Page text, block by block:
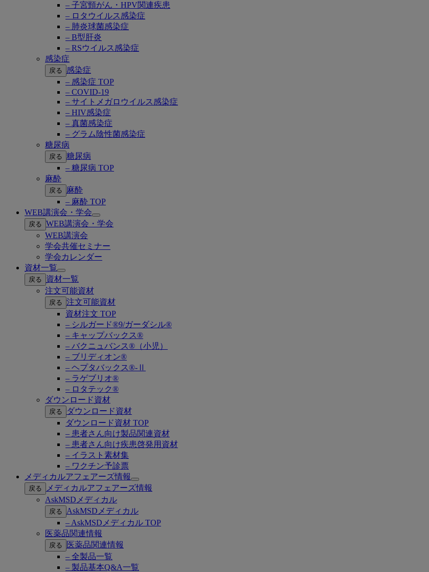
– 子宮頸がん・HPV関連疾患
– ロタウイルス感染症
– 肺炎球菌感染症
– B型肝炎
– RSウイルス感染症
感染症
戻る
感染症
– 感染症 TOP
– COVID-19
– サイトメガロウイルス感染症
– HIV感染症
– 真菌感染症
– グラム陰性菌感染症
糖尿病
戻る 糖尿病
– 糖尿病 TOP
麻酔
戻る
麻酔
– 麻酔 TOP
WEB講演会・学会
Open
submenu
戻る WEB講演会・学会
WEB講演会
学会共催セミナー
学会カレンダー
資材一覧
Open
submenu
戻る
資材一覧
注文可能資材
戻る 注文可能資材
資材注文 TOP
– シルガード®9/ガーダシル®
– キャップバックス®
– バクニュバンス®（小児）
– ブリディオン®
– ヘプタバックス®-Ⅱ
– ラゲブリオ®
– ロタテック®
ダウンロード資材
戻る
ダウンロード資材
ダウンロード資材 TOP
– 患者さん向け製品関連資材
– 患者さん向け疾患啓発用資材
– イラスト素材集
– ワクチン予診票
メディカルアフェアーズ情報
Open
submenu
戻る
メディカルアフェアーズ情報
AskMSDメディカル
戻る
AskMSDメディカル
– AskMSDメディカル TOP
医薬品関連情報
戻る
医薬品関連情報
– 全製品一覧
– 製品基本Q&A一覧